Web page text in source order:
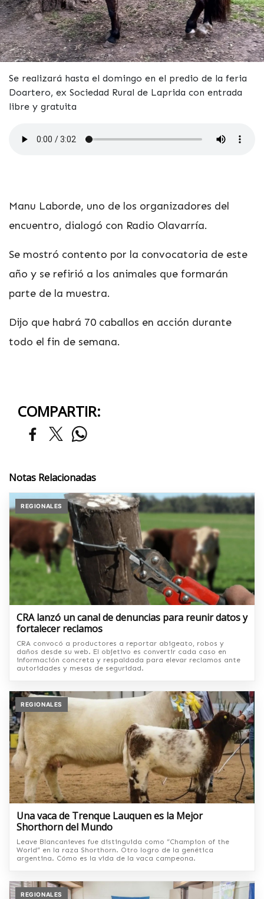
Se realizará hasta el domingo en el predio de la feria
Doartero, ex Sociedad Rural de Laprida con entrada
libre y gratuita
Manu Laborde, uno de los organizadores del
encuentro, dialogó con Radio Olavarría.
Se mostró contento por la convocatoria de este
año y se refirió a los animales que formarán
parte de la muestra.
Dijo que habrá 70 caballos en acción durante
todo el fin de semana.
COMPARTIR:
Notas Relacionadas
REGIONALES
CRA lanzó un canal de denuncias para reunir datos y
fortalecer reclamos
CRA convocó a productores a reportar abigeato, robos y
daños desde su web. El objetivo es convertir cada caso en
información concreta y respaldada para elevar reclamos ante
autoridades y mesas de seguridad.
REGIONALES
Una vaca de Trenque Lauquen es la Mejor
Shorthorn del Mundo
Leave Blancanieves fue distinguida como “Champion of the
World” en la raza Shorthorn. Otro logro de la genética
argentina. Cómo es la vida de la vaca campeona.
REGIONALES